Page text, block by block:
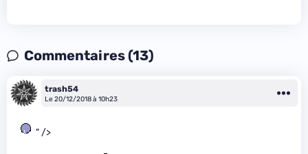
Commentaires (13)
trash54
Le 20/12/2018 à 10h23
" />